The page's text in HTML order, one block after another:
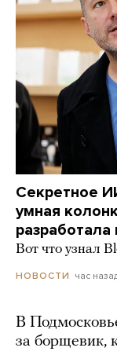
Секретное
умная
Вот что узнал
НОВОСТИ час
В
за